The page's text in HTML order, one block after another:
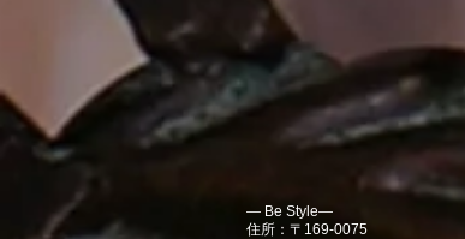
― Be Style―
住所：〒169-0075